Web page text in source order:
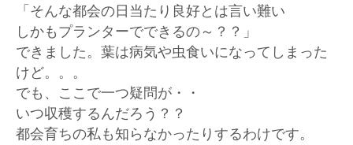
「そんな都会の日当たり良好とは言い難い
しかもプランターでできるの～？？」
できました。葉は病気や虫食いになってしまった
けど。。。
でも、ここで一つ疑問が・・
いつ収穫するんだろう？？
都会育ちの私も知らなかったりするわけです。